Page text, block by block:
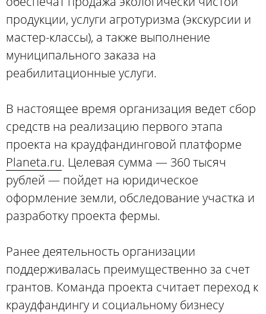
продукции, услуги агротуризма (экскурсии и
мастер-классы), а также выполнение
муниципального заказа на
реабилитационные услуги.
В настоящее время организация ведет сбор
средств на реализацию первого этапа
проекта на краудфандинговой платформе
Planeta.ru. Целевая сумма — 360 тысяч
рублей — пойдет на юридическое
оформление земли, обследование участка и
разработку проекта фермы.
Ранее деятельность организации
поддерживалась преимущественно за счет
грантов. Команда проекта считает переход к
краудфандингу и социальному бизнесу